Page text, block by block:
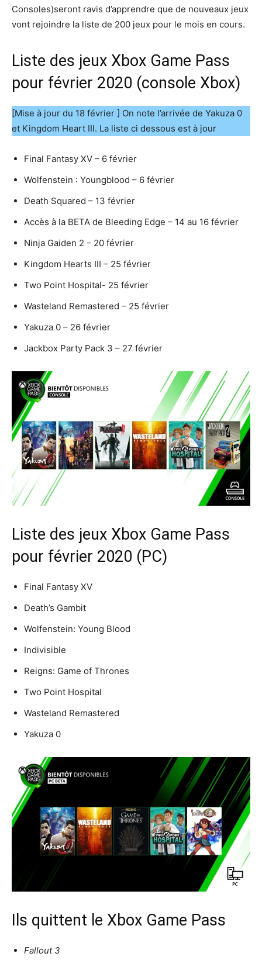
Consoles)seront ravis d’apprendre que de nouveaux jeux
vont rejoindre la liste de 200 jeux pour le mois en cours.
Liste des jeux Xbox Game Pass
pour février 2020 (console Xbox)
[Mise à jour du 18 février ] On note l’arrivée de Yakuza 0
et Kingdom Heart III. La liste ci dessous est à jour
Final Fantasy XV – 6 février
Wolfenstein : Youngblood – 6 février
Death Squared – 13 février
Accès à la BETA de Bleeding Edge – 14 au 16 février
Ninja Gaiden 2 – 20 février
Kingdom Hearts III – 25 février
Two Point Hospital- 25 février
Wasteland Remastered – 25 février
Yakuza 0 – 26 février
Jackbox Party Pack 3 – 27 février
Liste des jeux Xbox Game Pass
pour février 2020 (PC)
Final Fantasy XV
Death’s Gambit
Wolfenstein: Young Blood
Indivisible
Reigns: Game of Thrones
Two Point Hospital
Wasteland Remastered
Yakuza 0
Ils quittent le Xbox Game Pass
Fallout 3